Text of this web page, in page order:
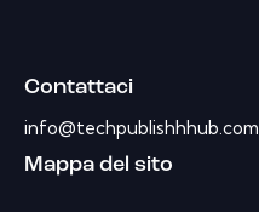
Contattaci
info@techpublishhhub.com
Mappa del sito